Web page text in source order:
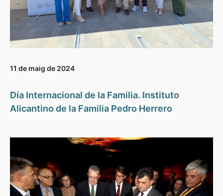
11 de maig de 2024
Día Internacional de la Familia. Instituto
Alicantino de la Familia Pedro Herrero